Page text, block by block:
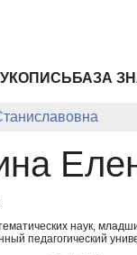
БАЗА
наук,
педагогический